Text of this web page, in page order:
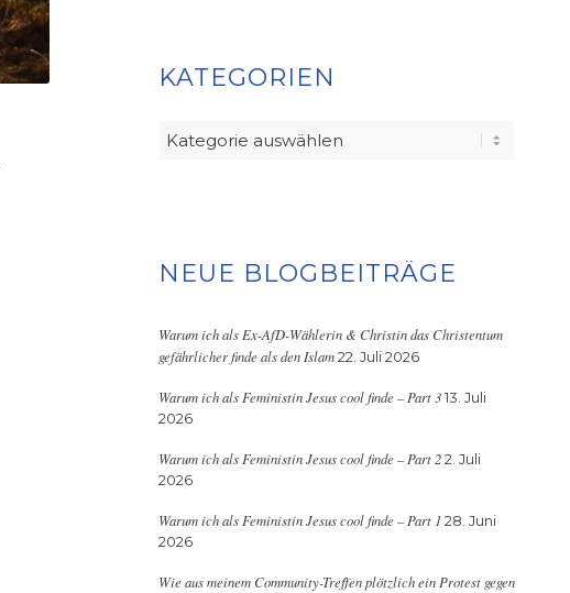
KATEGORIEN
Kategorien
NEUE BLOGBEITRÄGE
Warum ich als Ex-AfD-Wählerin & Christin das Christentum
gefährlicher finde als den Islam 22. Juli 2026
Warum ich als Feministin Jesus cool finde – Part 3 13. Juli
2026
Warum ich als Feministin Jesus cool finde – Part 2 2. Juli
2026
Warum ich als Feministin Jesus cool finde – Part 1 28. Juni
2026
Wie aus meinem Community-Treffen plötzlich ein Protest gegen